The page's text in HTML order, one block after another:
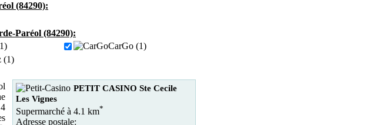
(84290):
Paréol (84290):
CarGo (1)
(1)
PETIT CASINO Ste Cecile
Les Vignes
Supermarché à 4.1 km*
Adresse postale: